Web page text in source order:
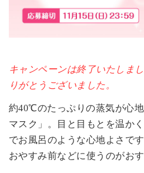
キャンペーンは終了いたしま
りがとうございました。
約40℃のたっぷりの蒸気が心
マスク」。目と目もとを温か
でお風呂のような心地よさです
おやすみ前などに使うのがおす